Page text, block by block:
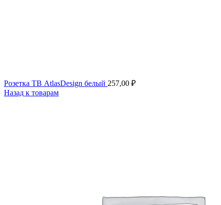
Розетка ТВ AtlasDesign белый 257,00 ₽
Назад к товарам